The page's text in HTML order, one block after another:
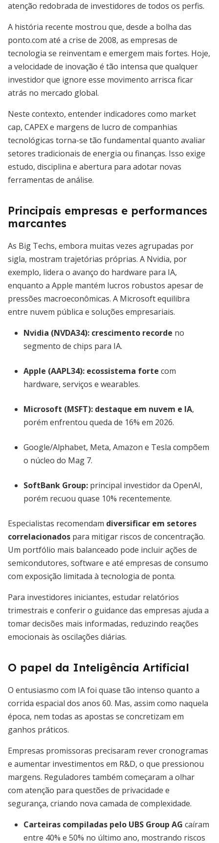
atenção redobrada de investidores de todos os perfis.
A história recente mostrou que, desde a bolha das
ponto.com até a crise de 2008, as empresas de
tecnologia se reinventam e emergem mais fortes. Hoje,
a velocidade de inovação é tão intensa que qualquer
investidor que ignore esse movimento arrisca ficar
atrás no mercado global.
Neste contexto, entender indicadores como market
cap, CAPEX e margens de lucro de companhias
tecnológicas torna-se tão fundamental quanto avaliar
setores tradicionais de energia ou finanças. Isso exige
estudo, disciplina e abertura para adotar novas
ferramentas de análise.
Principais empresas e performances
marcantes
As Big Techs, embora muitas vezes agrupadas por
sigla, mostram trajetórias próprias. A Nvidia, por
exemplo, lidera o avanço do hardware para IA,
enquanto a Apple mantém lucros robustos apesar de
pressões macroeconômicas. A Microsoft equilibra
entre nuvem pública e soluções empresariais.
Nvidia (NVDA34): crescimento recorde no
segmento de chips para IA.
Apple (AAPL34): ecossistema forte com
hardware, serviços e wearables.
Microsoft (MSFT): destaque em nuvem e IA,
porém enfrentou queda de 16% em 2026.
Google/Alphabet, Meta, Amazon e Tesla compõem
o núcleo do Mag 7.
SoftBank Group: principal investidor da OpenAI,
porém recuou quase 10% recentemente.
Especialistas recomendam diversificar em setores
correlacionados para mitigar riscos de concentração.
Um portfólio mais balanceado pode incluir ações de
semicondutores, software e até empresas de consumo
com exposição limitada à tecnologia de ponta.
Para investidores iniciantes, estudar relatórios
trimestrais e conferir o guidance das empresas ajuda a
tomar decisões mais informadas, reduzindo reações
emocionais às oscilações diárias.
O papel da Inteligência Artificial
O entusiasmo com IA foi quase tão intenso quanto a
corrida espacial dos anos 60. Mas, assim como naquela
época, nem todas as apostas se concretizam em
ganhos práticos.
Empresas promissoras precisaram rever cronogramas
e aumentar investimentos em R&D, o que pressionou
margens. Reguladores também começaram a olhar
com atenção para questões de privacidade e
segurança, criando nova camada de complexidade.
Carteiras compiladas pelo UBS Group AG caíram
entre 40% e 50% no último ano, mostrando riscos